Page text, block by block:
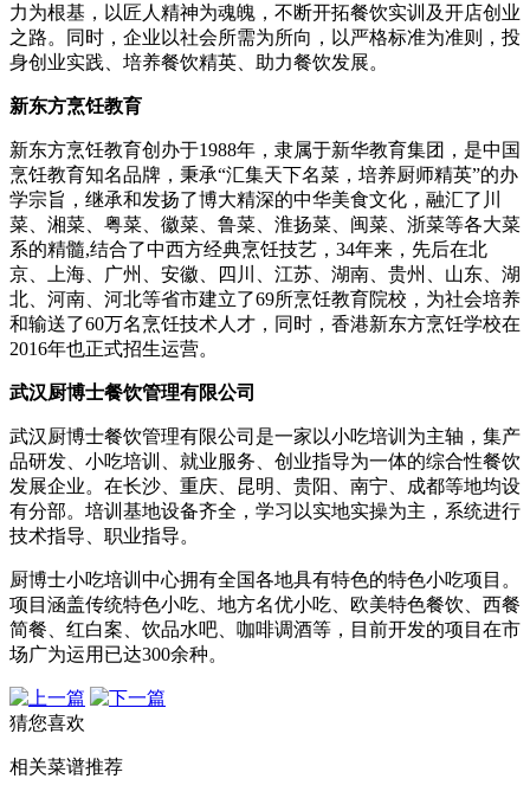
力为根基，以匠人精神为魂魄，不断开拓餐饮实训及开店创业
之路。同时，企业以社会所需为所向，以严格标准为准则，投
身创业实践、培养餐饮精英、助力餐饮发展。
新东方烹饪教育
新东方烹饪教育创办于1988年，隶属于新华教育集团，是中国
烹饪教育知名品牌，秉承“汇集天下名菜，培养厨师精英”的办
学宗旨，继承和发扬了博大精深的中华美食文化，融汇了川
菜、湘菜、粤菜、徽菜、鲁菜、淮扬菜、闽菜、浙菜等各大菜
系的精髓,结合了中西方经典烹饪技艺，34年来，先后在北
京、上海、广州、安徽、四川、江苏、湖南、贵州、山东、湖
北、河南、河北等省市建立了69所烹饪教育院校，为社会培养
和输送了60万名烹饪技术人才，同时，香港新东方烹饪学校在
2016年也正式招生运营。
武汉厨博士餐饮管理有限公司
武汉厨博士餐饮管理有限公司是一家以小吃培训为主轴，集产
品研发、小吃培训、就业服务、创业指导为一体的综合性餐饮
发展企业。在长沙、重庆、昆明、贵阳、南宁、成都等地均设
有分部。培训基地设备齐全，学习以实地实操为主，系统进行
技术指导、职业指导。
厨博士小吃培训中心拥有全国各地具有特色的特色小吃项目。
项目涵盖传统特色小吃、地方名优小吃、欧美特色餐饮、西餐
简餐、红白案、饮品水吧、咖啡调酒等，目前开发的项目在市
场广为运用已达300余种。
猜您喜欢
相关菜谱推荐